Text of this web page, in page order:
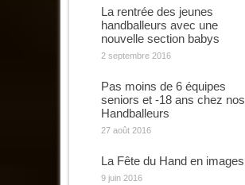
La rentrée des jeunes
handballeurs avec une
nouvelle section babys
2 septembre 2016
Pas moins de 6 équipes
seniors et -18 ans chez nos
Handballeurs
27 août 2016
La Fête du Hand en images
9 juin 2016